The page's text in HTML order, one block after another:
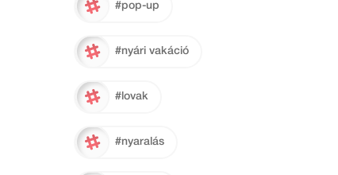
#pop-up
#nyári vakáció
#lovak
#nyaralás